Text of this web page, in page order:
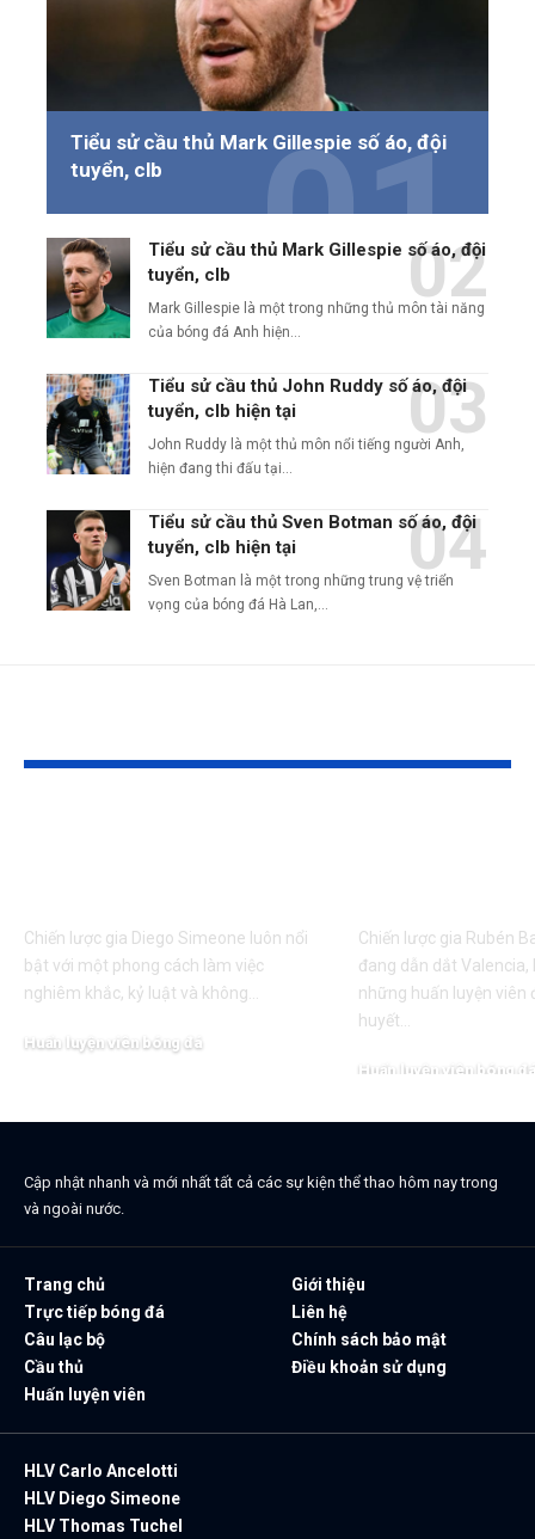
Tiểu sử cầu thủ Mark Gillespie số áo, đội
tuyển, clb
Tiểu sử cầu thủ Mark Gillespie số áo, đội
tuyển, clb
Mark Gillespie là một trong những thủ môn tài năng
của bóng đá Anh hiện…
Tiểu sử cầu thủ John Ruddy số áo, đội
tuyển, clb hiện tại
John Ruddy là một thủ môn nổi tiếng người Anh,
hiện đang thi đấu tại…
Tiểu sử cầu thủ Sven Botman số áo, đội
tuyển, clb hiện tại
Sven Botman là một trong những trung vệ triển
vọng của bóng đá Hà Lan,…
Chiến lược gia Diego Simeone luôn nổi
bật với một phong cách làm việc
nghiêm khắc, kỷ luật và không…
Huấn luyện viên bóng đá
Chiến lược gia Rubén
đang dẫn dắt
những huấn luyện viên
huyết…
Huấn luyện viên bóng
Cập nhật nhanh và mới nhất tất cả các sự kiện thể thao hôm nay trong
và ngoài nước.
Trang chủ
Trực tiếp bóng đá
Câu lạc bộ
Cầu thủ
Huấn luyện viên
Giới thiệu
Liên hệ
Chính sách bảo mật
Điều khoản sử dụng
HLV Carlo Ancelotti
HLV Diego Simeone
HLV Thomas Tuchel